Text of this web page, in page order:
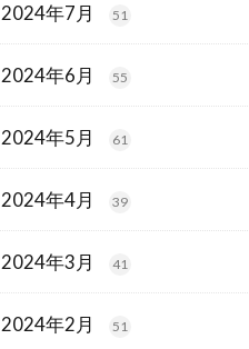
2024年7月 51
2024年6月 55
2024年5月 61
2024年4月 39
2024年3月 41
2024年2月 51